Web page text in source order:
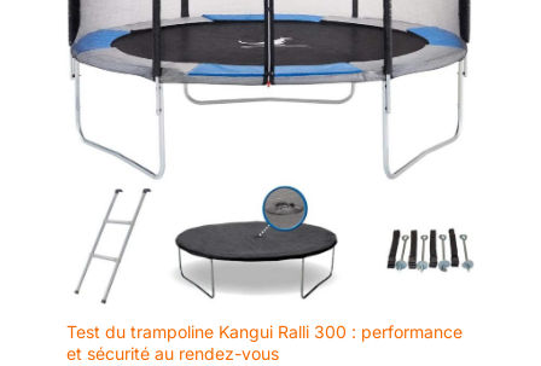
Test du trampoline Kangui Ralli 300 : performance
et sécurité au rendez-vous